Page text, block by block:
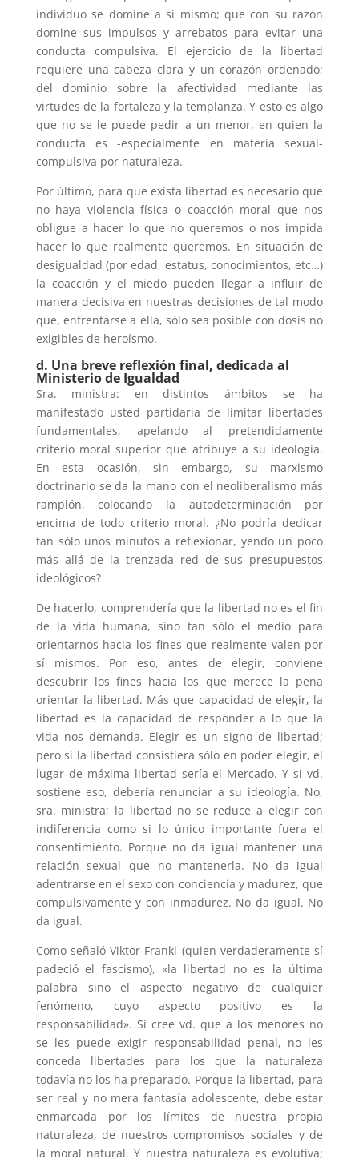
individuo se domine a sí mismo; que con su razón
domine sus impulsos y arrebatos para evitar una
conducta compulsiva. El ejercicio de la libertad
requiere una cabeza clara y un corazón ordenado;
del dominio sobre la afectividad mediante las
virtudes de la fortaleza y la templanza. Y esto es algo
que no se le puede pedir a un menor, en quien la
conducta es -especialmente en materia sexual-
compulsiva por naturaleza.
Por último, para que exista libertad es necesario que
no haya violencia física o coacción moral que nos
obligue a hacer lo que no queremos o nos impida
hacer lo que realmente queremos. En situación de
desigualdad (por edad, estatus, conocimientos, etc…)
la coacción y el miedo pueden llegar a influir de
manera decisiva en nuestras decisiones de tal modo
que, enfrentarse a ella, sólo sea posible con dosis no
exigibles de heroísmo.
d. Una breve reflexión final, dedicada al
Ministerio de Igualdad
Sra. ministra: en distintos ámbitos se ha
manifestado usted partidaria de limitar libertades
fundamentales, apelando al pretendidamente
criterio moral superior que atribuye a su ideología.
En esta ocasión, sin embargo, su marxismo
doctrinario se da la mano con el neoliberalismo más
ramplón, colocando la autodeterminación por
encima de todo criterio moral. ¿No podría dedicar
tan sólo unos minutos a reflexionar, yendo un poco
más allá de la trenzada red de sus presupuestos
ideológicos?
De hacerlo, comprendería que la libertad no es el fin
de la vida humana, sino tan sólo el medio para
orientarnos hacia los fines que realmente valen por
sí mismos. Por eso, antes de elegir, conviene
descubrir los fines hacia los que merece la pena
orientar la libertad. Más que capacidad de elegir, la
libertad es la capacidad de responder a lo que la
vida nos demanda. Elegir es un signo de libertad;
pero si la libertad consistiera sólo en poder elegir, el
lugar de máxima libertad sería el Mercado. Y si vd.
sostiene eso, debería renunciar a su ideología. No,
sra. ministra; la libertad no se reduce a elegir con
indiferencia como si lo único importante fuera el
consentimiento. Porque no da igual mantener una
relación sexual que no mantenerla. No da igual
adentrarse en el sexo con conciencia y madurez, que
compulsivamente y con inmadurez. No da igual. No
da igual.
Como señaló Viktor Frankl (quien verdaderamente sí
padeció el fascismo), «la libertad no es la última
palabra sino el aspecto negativo de cualquier
fenómeno, cuyo aspecto positivo es la
responsabilidad». Si cree vd. que a los menores no
se les puede exigir responsabilidad penal, no les
conceda libertades para los que la naturaleza
todavía no los ha preparado. Porque la libertad, para
ser real y no mera fantasía adolescente, debe estar
enmarcada por los límites de nuestra propia
naturaleza, de nuestros compromisos sociales y de
la moral natural. Y nuestra naturaleza es evolutiva;